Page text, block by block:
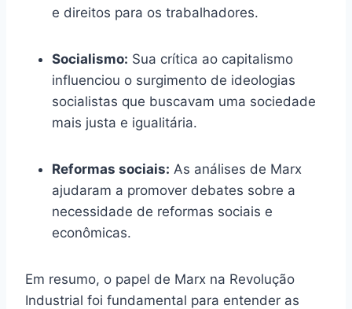
e direitos para os trabalhadores.
Socialismo: Sua crítica ao capitalismo
influenciou o surgimento de ideologias
socialistas que buscavam uma sociedade
mais justa e igualitária.
Reformas sociais: As análises de Marx
ajudaram a promover debates sobre a
necessidade de reformas sociais e
econômicas.
Em resumo, o papel de Marx na Revolução
Industrial foi fundamental para entender as